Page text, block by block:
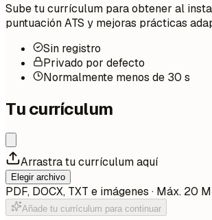
Sube tu currículum para obtener al
puntuación ATS y mejoras prácticas
Sin registro
Privado por defecto
Normalmente menos de 30 s
Tu currículum
Arrastra tu currículum aquí
Elegir archivo
PDF, DOCX, TXT e imágenes · Máx. 20
Añade tu currículum para continuar